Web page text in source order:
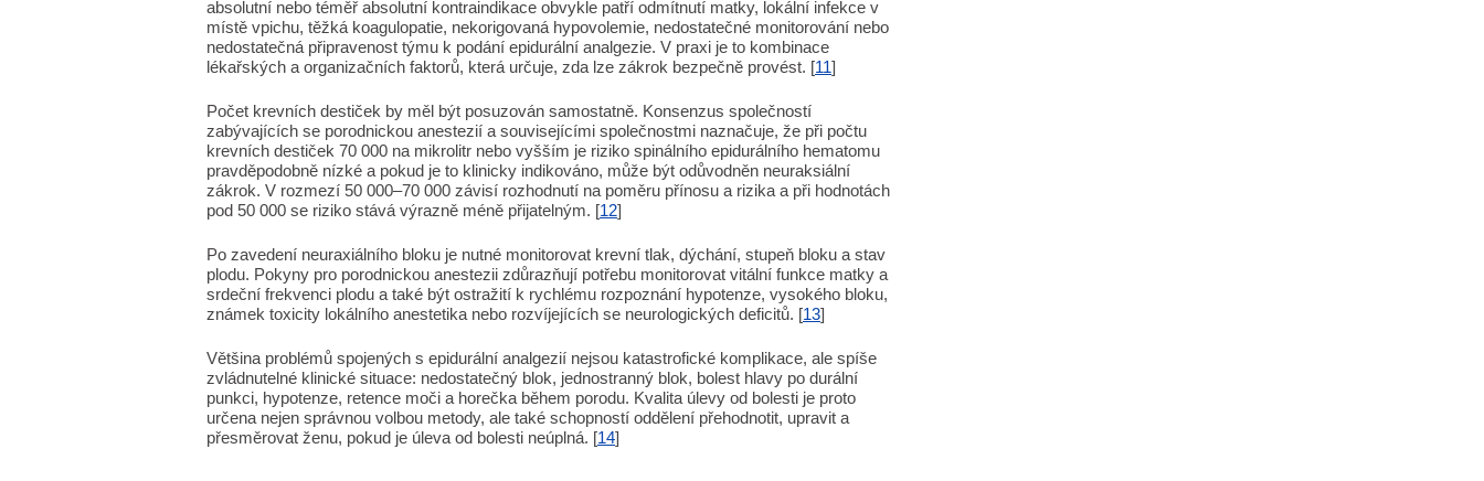
absolutní nebo téměř absolutní kontraindikace obvykle patří odmítnutí matky, lokální infekce v
místě vpichu, těžká koagulopatie, nekorigovaná hypovolemie, nedostatečné monitorování nebo
nedostatečná připravenost týmu k podání epidurální analgezie. V praxi je to kombinace
lékařských a organizačních faktorů, která určuje, zda lze zákrok bezpečně provést. [11]
Počet krevních destiček by měl být posuzován samostatně. Konsenzus společností
zabývajících se porodnickou anestezií a souvisejícími společnostmi naznačuje, že při počtu
krevních destiček 70 000 na mikrolitr nebo vyšším je riziko spinálního epidurálního hematomu
pravděpodobně nízké a pokud je to klinicky indikováno, může být odůvodněn neuraksiální
zákrok. V rozmezí 50 000–70 000 závisí rozhodnutí na poměru přínosu a rizika a při hodnotách
pod 50 000 se riziko stává výrazně méně přijatelným. [12]
Po zavedení neuraxiálního bloku je nutné monitorovat krevní tlak, dýchání, stupeň bloku a stav
plodu. Pokyny pro porodnickou anestezii zdůrazňují potřebu monitorovat vitální funkce matky a
srdeční frekvenci plodu a také být ostražití k rychlému rozpoznání hypotenze, vysokého bloku,
známek toxicity lokálního anestetika nebo rozvíjejících se neurologických deficitů. [13]
Většina problémů spojených s epidurální analgezií nejsou katastrofické komplikace, ale spíše
zvládnutelné klinické situace: nedostatečný blok, jednostranný blok, bolest hlavy po durální
punkci, hypotenze, retence moči a horečka během porodu. Kvalita úlevy od bolesti je proto
určena nejen správnou volbou metody, ale také schopností oddělení přehodnotit, upravit a
přesměrovat ženu, pokud je úleva od bolesti neúplná. [14]